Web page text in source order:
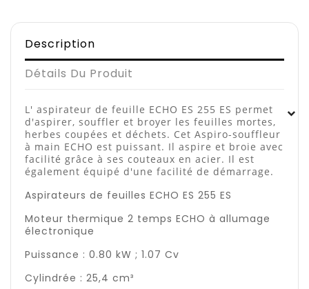
Description
Détails Du Produit
L' aspirateur de feuille ECHO ES 255 ES permet
d'aspirer, souffler et broyer les feuilles mortes,
herbes coupées et déchets. Cet Aspiro-souffleur
à main ECHO est puissant. Il aspire et broie avec
facilité grâce à ses couteaux en acier. Il est
également équipé d'une facilité de démarrage.
Aspirateurs de feuilles ECHO ES 255 ES
Moteur thermique 2 temps ECHO à allumage
électronique
Puissance : 0.80 kW ; 1.07 Cv
Cylindrée : 25,4 cm³